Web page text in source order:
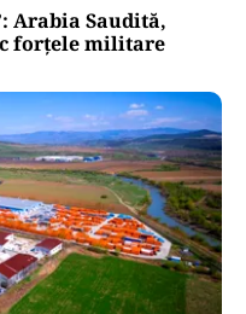
Arabia Saudită,
forțele militare